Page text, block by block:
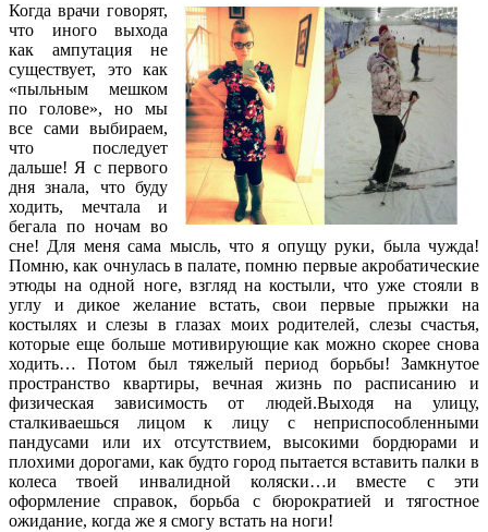
Когда врачи говорят,
что иного выхода
как ампутация не
существует, это как
«пыльным мешком
по голове», но мы
все сами выбираем,
что последует
дальше! Я с первого
дня знала, что буду
ходить, мечтала и
бегала по ночам во
сне! Для меня сама мысль, что я опущу руки, была чужда!
Помню, как очнулась в палате, помню первые акробатические
этюды на одной ноге, взгляд на костыли, что уже стояли в
углу и дикое желание встать, свои первые прыжки на
костылях и слезы в глазах моих родителей, слезы счастья,
которые еще больше мотивирующие как можно скорее снова
ходить… Потом был тяжелый период борьбы! Замкнутое
пространство квартиры, вечная жизнь по расписанию и
физическая зависимость от людей.Выходя на улицу,
сталкиваешься лицом к лицу с неприспособленными
пандусами или их отсутствием, высокими бордюрами и
плохими дорогами, как будто город пытается вставить палки в
колеса твоей инвалидной коляски…и вместе с эти
оформление справок, борьба с бюрократией и тягостное
ожидание, когда же я смогу встать на ноги!